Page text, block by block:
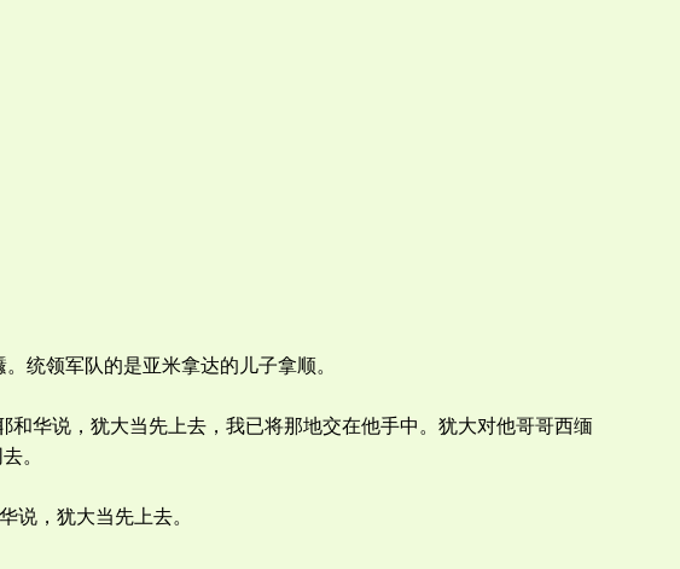
统领军队的是亚米拿达的儿子拿顺。
华说，犹大当先上去，我已将那地交在他手中。犹大对他哥哥西缅
。
说，犹大当先上去。